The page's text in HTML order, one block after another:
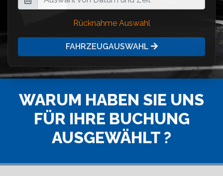
Rücknahme Auswahl
FAHRZEUGAUSWAHL
WARUM HABEN SIE UNS
FÜR IHRE BUCHUNG
AUSGEWÄHLT ?